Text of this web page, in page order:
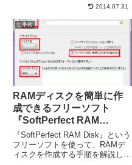
けることで切り替えている方がい
るなんて情報を耳にしたので、も
うちょっと楽に複数アカウントを
使い分ける方法を...
2014.07.31
仕事術
RAMディスクを簡単に作
成できるフリーソフト
『SoftPerfect RAM
Disk』での作成手順
『SoftPerfect RAM Disk』という
フリーソフトを使って、RAMデ
ィスクを作成する手順を解説しま